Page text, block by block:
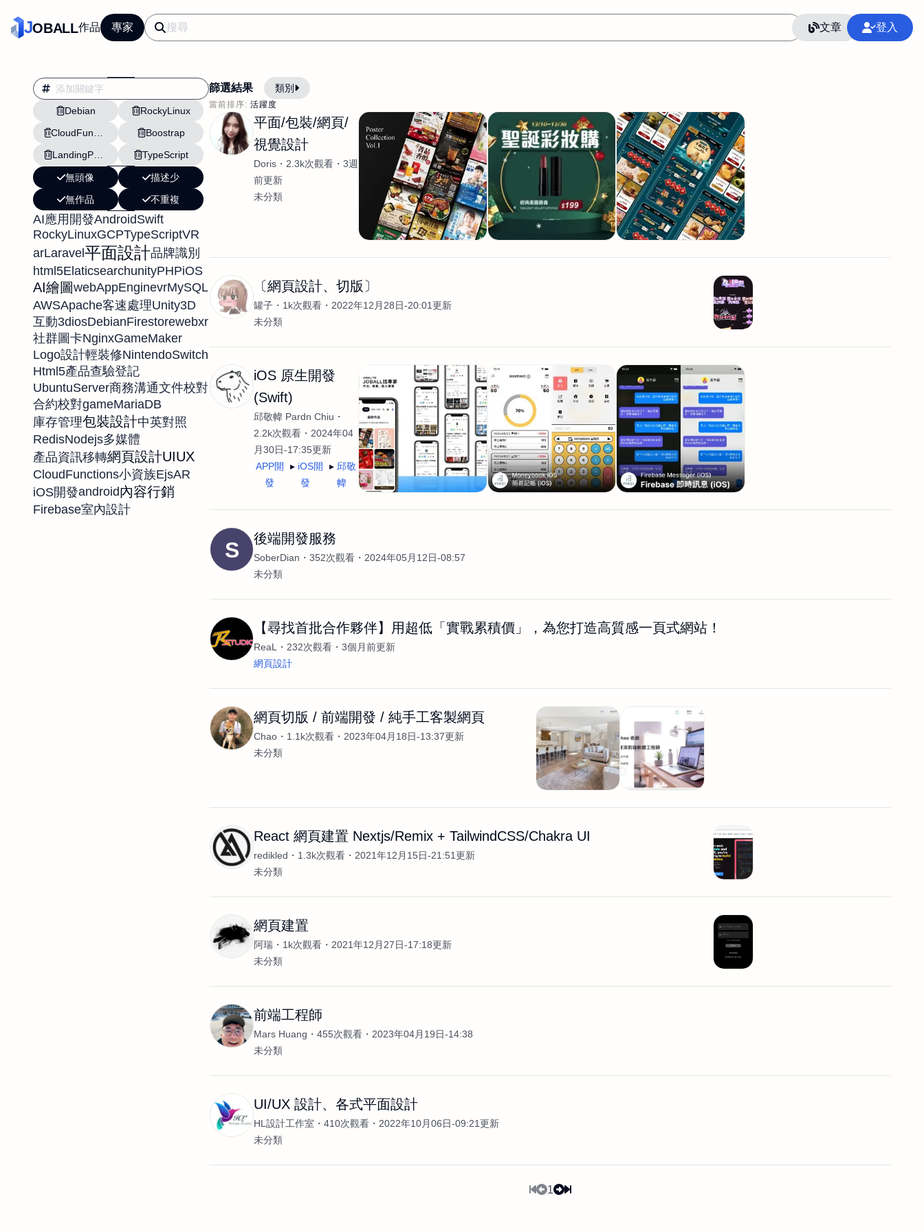
JOBALL作品 專家 文章 登入
Debian
RockyLinux
Boostrap
LandingPage
TypeScript
無頭像
描述少
無作品
不重複
AI應用開發AndroidSwift
RockyLinuxGCPTypeScriptVR
arLaravel平面設計品牌識別
html5ElaticsearchunityPHPiOS
AI繪圖webAppEnginevrMySQL
AWSApache客速處理Unity3D
互動3diosDebianFirestorewebxr
社群圖卡NginxGameMaker
Logo設計輕裝修NintendoSwitch
Html5產品查驗登記
UbuntuServer商務溝通文件校對
合約校對gameMariaDB
庫存管理包裝設計中英對照
RedisNodejs多媒體
產品資訊移轉網頁設計UIUX
CloudFunctions小資族EjsAR
iOS開發android內容行銷
Firebase室內設計
篩選結果 類別
當前排序: 活躍度
翻譯 文案 AI應用 AI 網頁設計 軟體開發 網站架設網頁製作 語言 整合行銷公關
影片剪輯
平面設計 平面設計師 AI影片製作 P圖改圖修圖 廣告操作 SEO CRM GoogleAnalytics
設計插畫
程式 商業攝影 廣告行銷服務 室內設計 網站開發 接案 照片後製修圖
網站設計與架設
WordPress網站架設與網站維護救援 生產設計 SCI醫學論文寫作投稿 Flutter
文案撰寫翻譯虛擬助手
視覺設計 自我介紹 業務外包 設計建模渲染 Solidworks 插畫
電商自媒體平面設計 長篇文案短 影片製作 長篇文案 設計 動畫製作 服務項目
平面/包裝/網頁/
視覺設計
Doris 2.3k次觀看
3週
前更新
未分類
〔網頁設計、切版〕
罐子 1k次觀看
2022年12月28日-20:01更新
未分類
iOS 原生開發
(Swift)
邱敬幃 Pardn Chiu
2.2k次觀看
2024年04
月30日-17:35更新
APP開
發
iOS開
發
邱敬
幃
S 後端開發服務
SoberDian 352次觀看
2024年05月12日-08:57
未分類
【尋找首批合作夥伴】用超低「實戰累積價」，為您打造高質感一頁式網站！
ReaL 232次觀看
3個月前更新
網頁設計
網頁切版 / 前端開發 / 純手工客製網頁
Chao 1.1k次觀看
2023年04月18日-13:37更新
未分類
React 網頁建置 Nextjs/Remix + TailwindCSS/Chakra UI
redikled 1.3k次觀看
2021年12月15日-21:51更新
未分類
網頁建置
阿瑞 1k次觀看
2021年12月27日-17:18更新
未分類
前端工程師
Mars Huang 455次觀看
2023年04月19日-14:38
未分類
UI/UX 設計、各式平面設計
HL設計工作室 410次觀看
2022年10月06日-09:21更新
未分類
1